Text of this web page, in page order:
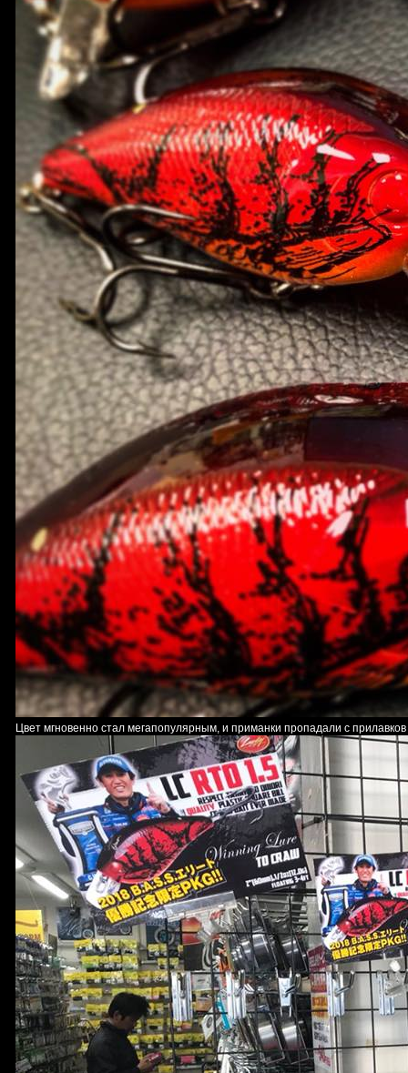
Цвет мгновенно стал мегапопулярным, и приманки пропадали с